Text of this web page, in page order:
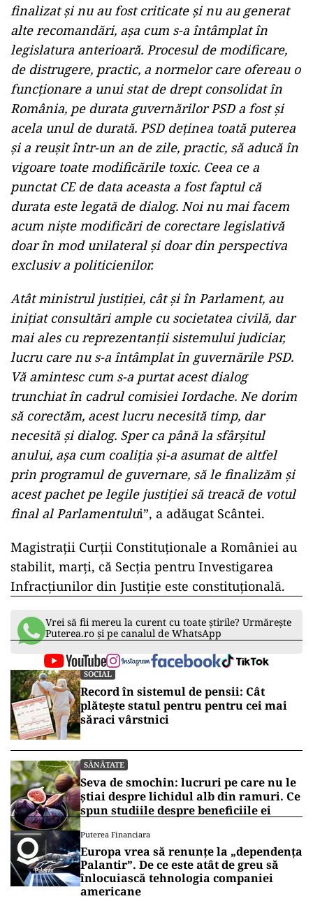
finalizat și nu au fost criticate și nu au generat
alte recomandări, așa cum s-a întâmplat în
legislatura anterioară. Procesul de modificare,
de distrugere, practic, a normelor care ofereau o
funcționare a unui stat de drept consolidat în
România, pe durata guvernărilor PSD a fost și
acela unul de durată. PSD deținea toată puterea
și a reușit într-un an de zile, practic, să aducă în
vigoare toate modificările toxic. Ceea ce a
punctat CE de data aceasta a fost faptul că
durata este legată de dialog. Noi nu mai facem
acum niște modificări de corectare legislativă
doar în mod unilateral și doar din perspectiva
exclusiv a politicienilor.
Atât ministrul justiției, cât și în Parlament, au
inițiat consultări ample cu societatea civilă, dar
mai ales cu reprezentanții sistemului judiciar,
lucru care nu s-a întâmplat în guvernările PSD.
Vă amintesc cum s-a purtat acest dialog
trunchiat în cadrul comisiei Iordache. Ne dorim
să corectăm, acest lucru necesită timp, dar
necesită și dialog. Sper ca până la sfârșitul
anului, așa cum coaliția și-a asumat de altfel
prin programul de guvernare, să le finalizăm și
acest pachet pe legile justiției să treacă de votul
final al Parlamentului”, a adăugat Scântei.
Magistrații Curții Constituționale a României au
stabilit, marți, că Secția pentru Investigarea
Infracțiunilor din Justiție este constituțională.
Vrei să fii mereu la curent cu toate știrile? Urmărește
Puterea.ro și pe canalul de WhatsApp
SOCIAL
Record în sistemul de pensii: Cât
plătește statul pentru pentru cei mai
săraci vârstnici
SĂNĂTATE
Seva de smochin: lucruri pe care nu le
știai despre lichidul alb din ramuri. Ce
spun studiile despre beneficiile ei
Puterea Financiara
Europa vrea să renunțe la „dependența
Palantir”. De ce este atât de greu să
înlocuiască tehnologia companiei
americane